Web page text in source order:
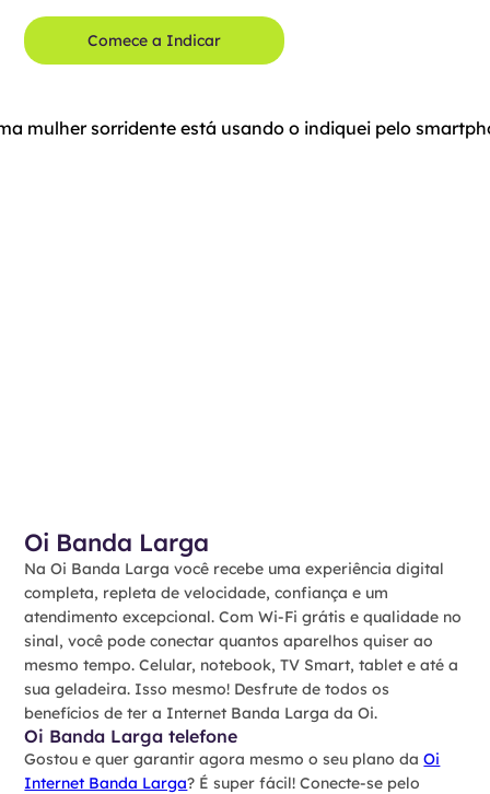
Comece a Indicar
Oi Banda Larga
Na Oi Banda Larga você recebe uma experiência digital
completa, repleta de velocidade, confiança e um
atendimento excepcional. Com Wi-Fi grátis e qualidade no
sinal, você pode conectar quantos aparelhos quiser ao
mesmo tempo. Celular, notebook, TV Smart, tablet e até a
sua geladeira. Isso mesmo! Desfrute de todos os
benefícios de ter a Internet Banda Larga da Oi.
Oi Banda Larga telefone
Gostou e quer garantir agora mesmo o seu plano daOi
Internet Banda Larga? É super fácil! Conecte-se pelo